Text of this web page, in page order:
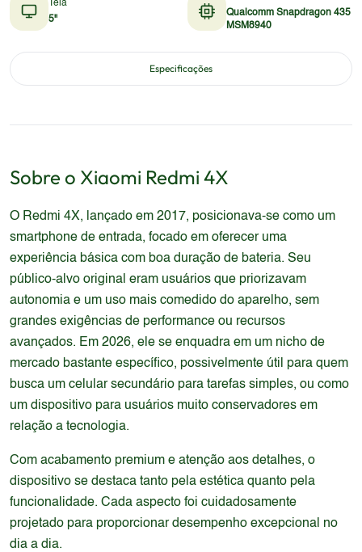
Tela
5"
Qualcomm Snapdragon 435
MSM8940
Especificações
Sobre o Xiaomi Redmi 4X
O Redmi 4X, lançado em 2017, posicionava-se como um
smartphone de entrada, focado em oferecer uma
experiência básica com boa duração de bateria. Seu
público-alvo original eram usuários que priorizavam
autonomia e um uso mais comedido do aparelho, sem
grandes exigências de performance ou recursos
avançados. Em 2026, ele se enquadra em um nicho de
mercado bastante específico, possivelmente útil para quem
busca um celular secundário para tarefas simples, ou como
um dispositivo para usuários muito conservadores em
relação a tecnologia.
Com acabamento premium e atenção aos detalhes, o
dispositivo se destaca tanto pela estética quanto pela
funcionalidade. Cada aspecto foi cuidadosamente
projetado para proporcionar desempenho excepcional no
dia a dia.